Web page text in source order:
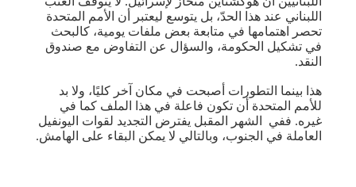
اللبناني عند هذا الحدّ، بل يتوسع ليعتبر أن الأمم المتحدة
تحصر اهتمامها في متابعة بعض ملفات يومية، كالبحث
في تشكيل الحكومة، والسؤال عن التفاوض مع صندوق
النقد.
هذا بينما التطورات أصبحت في مكان آخر كليًا، ولا بد
للأمم المتحدة أن تكون فاعلة في هذا الملف كما في
غيره. ففي الشهر المقبل يفترض التجديد لقوات اليونفيل
العاملة في الجنوب، وبالتالي لا يمكن البقاء على الهامش.